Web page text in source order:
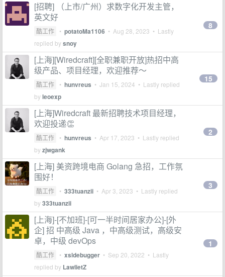
[招聘] （上市/广州）求数字化开发主管，
英文好
酷工作 • potatoMa1106 • Aug 28, 2023 • Lastly
replied bysnoy
8
[上海][Wiredcraft][全职兼职开放]热招中高
级产品、项目经理，欢迎推荐～
酷工作 • hunvreus • Jan 15, 2024 • Lastly replied
byleoexp
15
[上海]Wiredcraft 最新招聘技术项目经理，
欢迎投递👏
酷工作 • hunvreus • Apr 17, 2023 • Lastly replied
byzjwgank
2
[上海] 美资跨境电商 Golang 急招，工作氛
围好！
酷工作 • 333tuanzii • Apr 3, 2023 • Lastly replied
by333tuanzii
3
[上海]-[不加班]-[可一半时间居家办公]-[外
企] 招 中高级 Java ，中高级测试，高级安
卓，中级 devOps
酷工作 • xsldebugger • Sep 20, 2022 • Lastly
replied by LawlietZ
1